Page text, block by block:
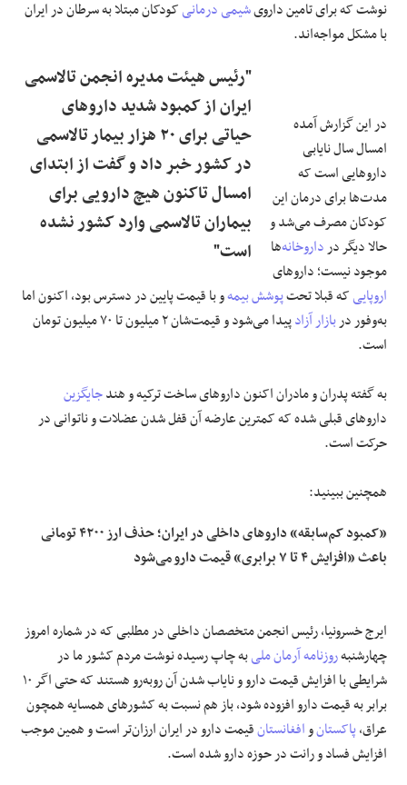
نوشت که برای تامین دارویشیمی درمانیکودکان مبتلا به سرطان‌ در ایران
با مشکل مواجه‌اند.
"رئیس هیئت‌ مدیره انجمن تالاسمی
ایران از کمبود شدید داروهای
حیاتی برای ۲۰ هزار بیمار تالاسمی
در کشور خبر داد و گفت از ابتدای
امسال تاکنون هیچ دارویی برای
بیماران تالاسمی وارد کشور نشده
است"
در این گزارش آمده
امسال سال نایابی
داروهایی است که
مدت‌ها برای درمان این
کودکان مصرف می‌شد و
حالا دیگر درداروخانه‌ها
موجود نیست؛ داروهای
اروپاییکه قبلا تحتپوشش بیمهو با قیمت پایین در دسترس بود، اکنون اما
به‌وفور دربازار آزاد
پیدا می‌شود و قیمت‌شان ۲ میلیون تا ۷۰ میلیون تومان
است.
به گفته پدران و مادران اکنون داروهای ساخت ترکیه و هندجایگزین
داروهای قبلی شده که کمترین عارضه آن قفل شدن عضلات و ناتوانی در
حرکت است.
همچنین ببینید:
«کمبود کم‌سابقه» داروهای داخلی در ایران؛ حذف ارز ۴۲۰۰ تومانی
باعث «افزایش ۴ تا ۷ برابری» قیمت دارو می‌شود
ایرج خسرونیا، رئیس انجمن متخصصان داخلی در مطلبی که در شماره امروز
چهارشنبه‌روزنامه آرمان ملیبه چاپ رسیده نوشت مردم کشور ما در
شرایطی با افزایش قیمت دارو و نایاب شدن آن روبه‌رو هستند که حتی اگر ۱۰
برابر به قیمت دارو افزوده شود، باز هم نسبت به کشورهای همسایه همچون
عراق،پاکستانوافغانستانقیمت دارو در ایران ارزان‌تر است و همین موجب
افزایش فساد و رانت در حوزه دارو شده است.